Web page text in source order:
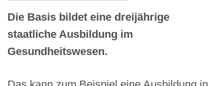
Die Basis bildet eine dreijährige
staatliche Ausbildung im
Gesundheitswesen.